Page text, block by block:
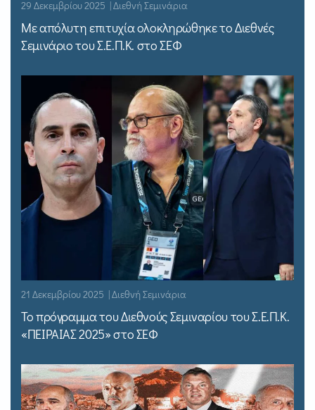
29 Δεκεμβρίου 2025 | Διεθνή Σεμινάρια
Με απόλυτη επιτυχία ολοκληρώθηκε το Διεθνές
Σεμινάριο του Σ.Ε.Π.Κ. στο ΣΕΦ
21 Δεκεμβρίου 2025 | Διεθνή Σεμινάρια
Το πρόγραμμα του Διεθνούς Σεμιναρίου του Σ.Ε.Π.Κ.
«ΠΕΙΡΑΙΑΣ 2025» στο ΣΕΦ